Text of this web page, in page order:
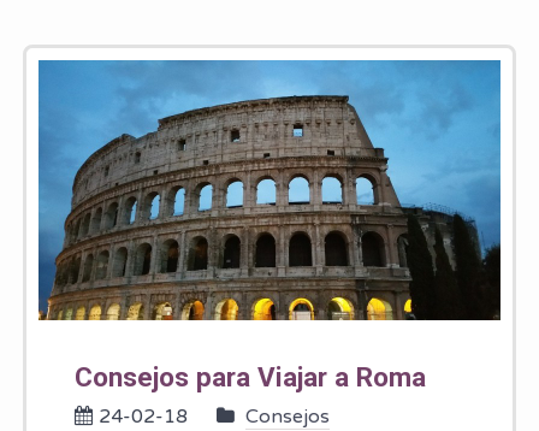
Consejos para Viajar a Roma
24-02-18
Consejos